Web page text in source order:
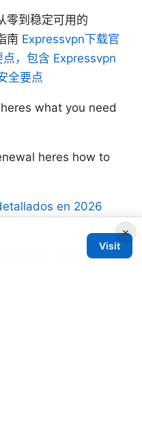
零到稳定可用的
南 Expressvpn下载官
点，包含 Expressvpn
全要点
what you need
heres how to
en 2026
佳免费 chrome vpn
×
Visit